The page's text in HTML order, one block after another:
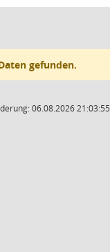
gefunden.
06.08.2026 21:03:55